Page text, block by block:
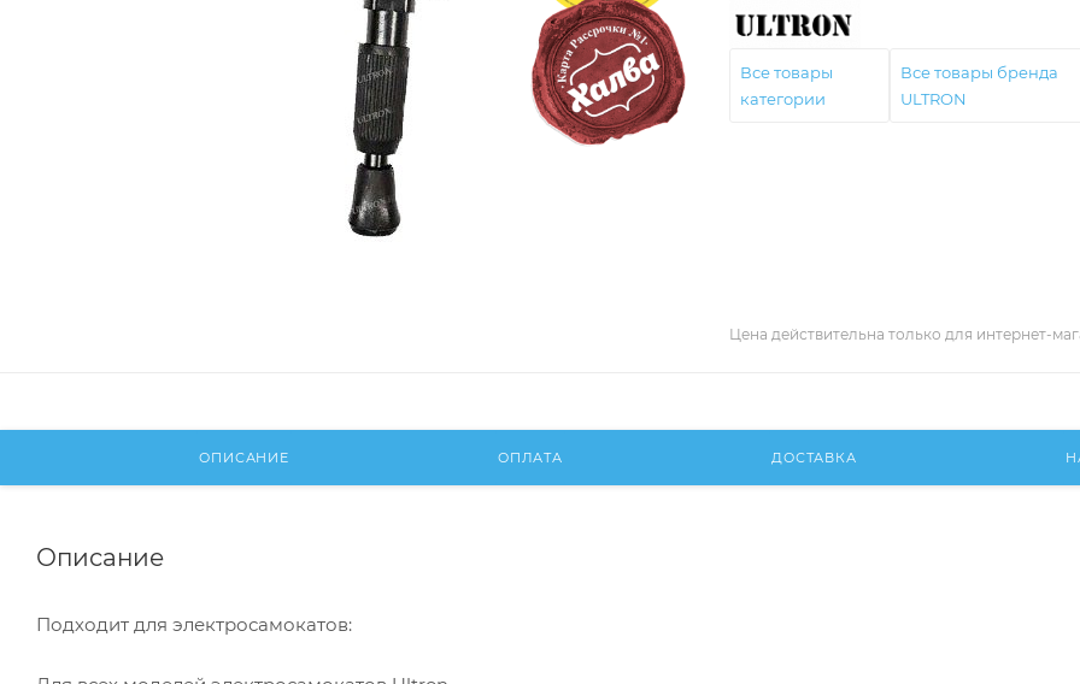
Все товары
категории
Все товары бренда
ULTRON
Цена действительна только для интернет-
ОПИСАНИЕ ОПЛАТА ДОСТАВКА
Описание
Подходит для электросамокатов: